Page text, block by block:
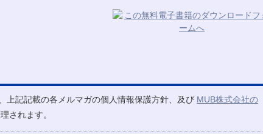
上記記載の各メルマガの個人情報保護方針、及び MUB株式会社の
されます。